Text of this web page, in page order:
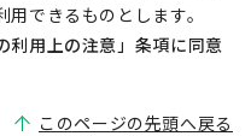
できるものとします。
利用上の注意」条項に同意
このページの先頭へ戻る